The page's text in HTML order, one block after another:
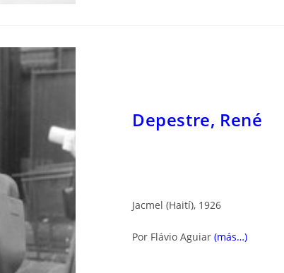
Depestre, René
Jacmel (Haití), 1926
Por Flávio Aguiar (más…)